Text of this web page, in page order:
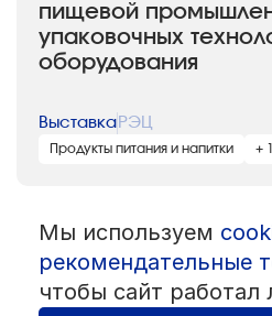
пищевой
упаковочных
оборудования
Выставка РЭЦ
Продукты питания и напитки + 1
© 1992 — 2026 ООО «НЕГУС
Все права защищены.
со ссылкой на источник.
Политика
Пользовательское
Мы используем
рекомендательные
чтобы сайт работал